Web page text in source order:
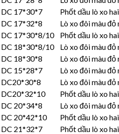
DC 17*30*7
Phốt dầu lò xo
DC 17*32*8
Lò xo đôi màu
DC 17*30*8/10
Phốt dầu lò xo
DC 18*30*8/10
Lò xo đôi màu
DC 18*30*8
Lò xo đôi màu
DC 15*28*7
Lò xo đôi màu
DC20*30*8
Lò xo đôi màu
DC20*32*10
Phốt dầu lò xo
DC 20*34*8
Lò xo đôi màu
DC 20*42*10
Phốt dầu lò xo
DC 21*32*7
Phốt dầu lò xo